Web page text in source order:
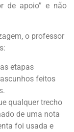
de apoio” e não
o professor
etapas
feitos
qualquer trecho
de uma nota
foi usada e